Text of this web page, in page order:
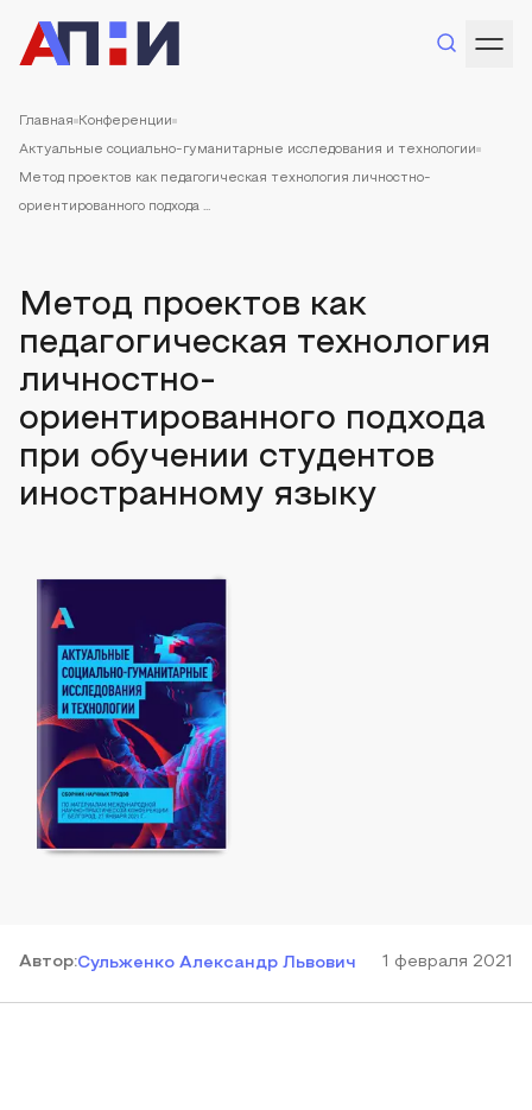
Главная Конференции
Актуальные социально-гуманитарные исследования и технологии
Метод проектов как педагогическая технология личностно-
ориентированного подхода ...
Метод проектов как
педагогическая технология
личностно-
ориентированного подхода
при обучении студентов
иностранному языку
Автор:Сульженко Александр Львович 1 февраля 2021